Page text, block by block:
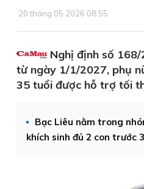
20 tháng 05 2026 08:55
Nghị định số
từ ngày 1/1/2027, phụ
35 tuổi được hỗ trợ tối
Bạc Liêu nằm trong
khích sinh đủ 2 con trước